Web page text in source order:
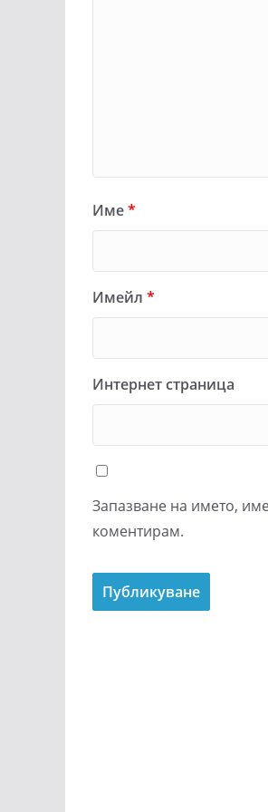
Име*
Имейл *
Интернет страница
Запазване на името,
коментирам.